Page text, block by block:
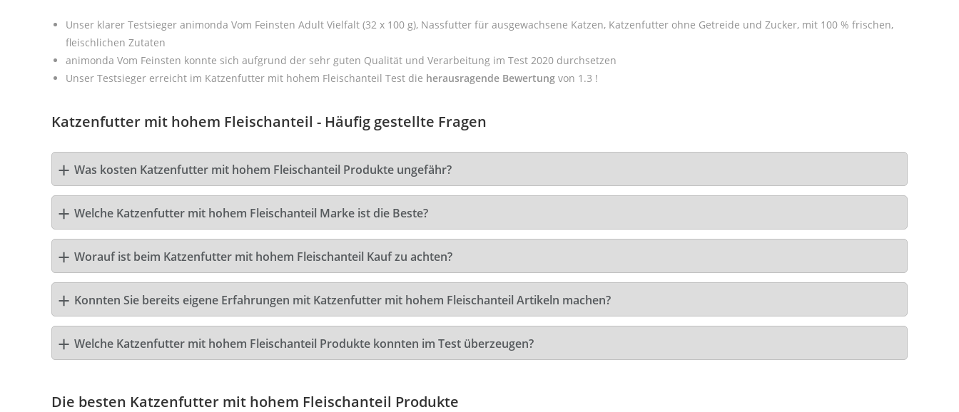
Unser klarer Testsieger animonda Vom Feinsten Adult Vielfalt (32 x 100 g), Nassfutter für ausgewachsene Katzen, Katzenfutter ohne Getreide und Zucker, mit 100 % frischen,
fleischlichen Zutaten
animonda Vom Feinsten konnte sich aufgrund der sehr guten Qualität und Verarbeitung im Test 2020 durchsetzen
Unser Testsieger erreicht im Katzenfutter mit hohem Fleischanteil Test die herausragende Bewertung von 1.3 !
Katzenfutter mit hohem Fleischanteil - Häufig gestellte Fragen
Was kosten Katzenfutter mit hohem Fleischanteil Produkte ungefähr?
Welche Katzenfutter mit hohem Fleischanteil Marke ist die Beste?
Worauf ist beim Katzenfutter mit hohem Fleischanteil Kauf zu achten?
Konnten Sie bereits eigene Erfahrungen mit Katzenfutter mit hohem Fleischanteil Artikeln machen?
Welche Katzenfutter mit hohem Fleischanteil Produkte konnten im Test überzeugen?
Die besten Katzenfutter mit hohem Fleischanteil Produkte